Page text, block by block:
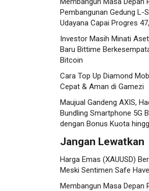
Pembangunan Gedung L-
Udayana Capai Progres
Investor Masih Minati
Baru Bittime
Bitcoin
Cara Top Up Diamond
Cepat & Aman di Gamezi
Maujual Gandeng AXIS,
Bundling Smartphone 5G
dengan Bonus Kuota
Jangan Lewatkan
Harga Emas (XAUUSD)
Meski Sentimen Safe
Membangun Masa Depan